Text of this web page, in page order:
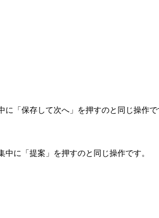
に「保存して次へ」を押すのと同じ操作
に「提案」を押すのと同じ操作です。